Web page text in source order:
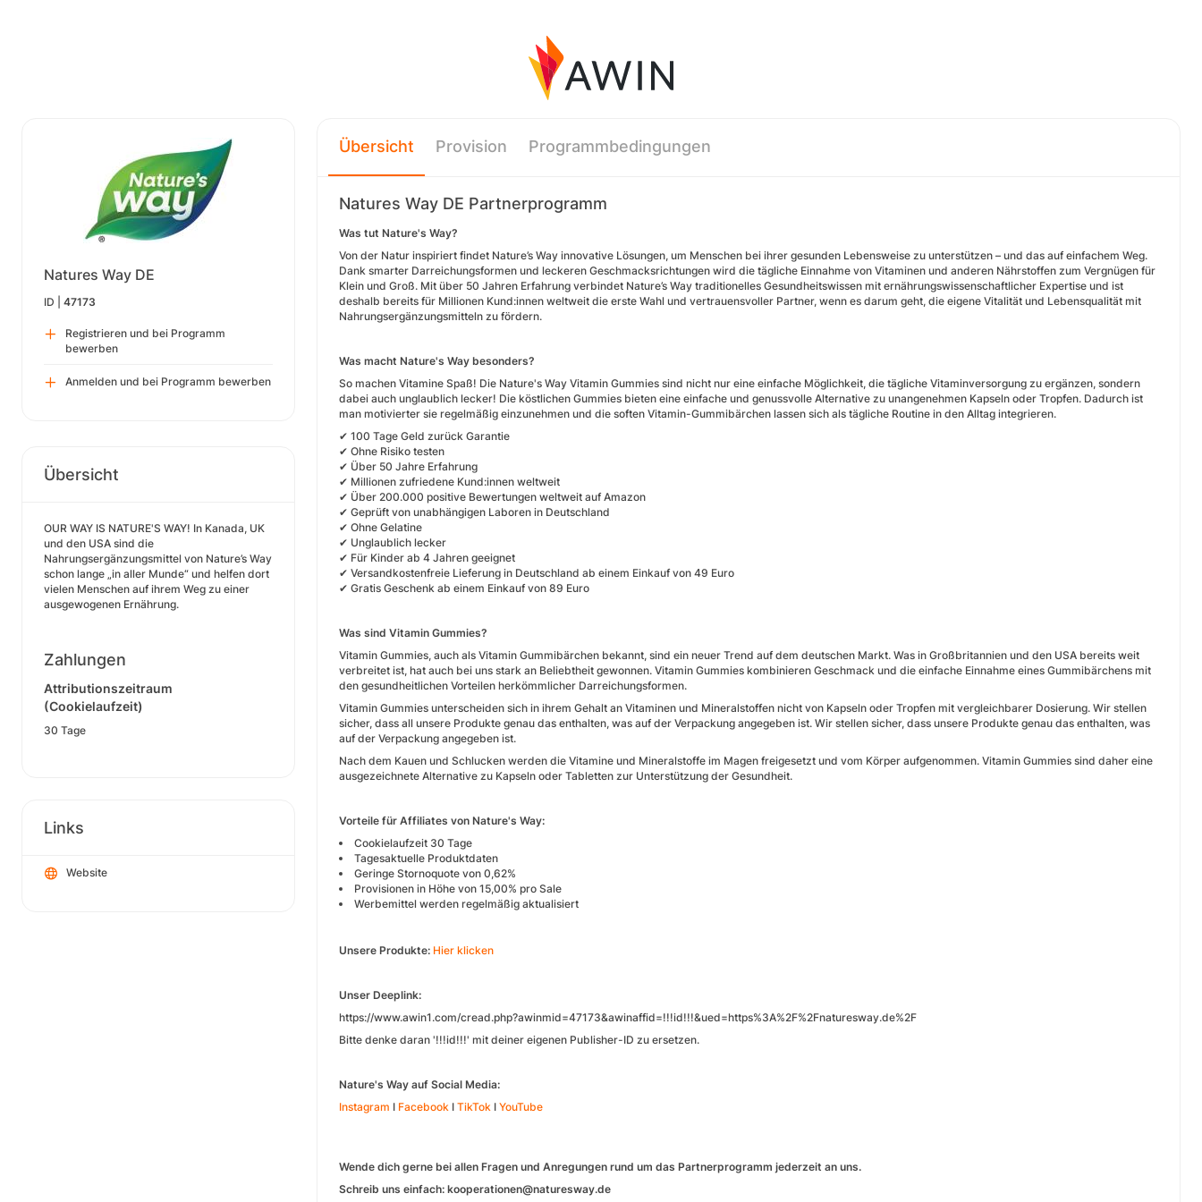
Natures Way DE
ID | 47173
Registrieren und bei Programm
bewerben
Anmelden und bei Programm bewerben
Übersicht
OUR WAY IS NATURE'S WAY! In Kanada, UK
und den USA sind die
Nahrungsergänzungsmittel von Nature’s Way
schon lange „in aller Munde“ und helfen dort
vielen Menschen auf ihrem Weg zu einer
ausgewogenen Ernährung.
Zahlungen
Attributionszeitraum
(Cookielaufzeit)
30 Tage
Links
Website
Übersicht Provision Programmbedingungen
Natures Way DE Partnerprogramm
Was tut Nature's Way?
Von der Natur inspiriert findet Nature’s Way innovative Lösungen, um Menschen bei ihrer gesunden Lebensweise zu unterstützen – und das auf einfachem Weg.
Dank smarter Darreichungsformen und leckeren Geschmacksrichtungen wird die tägliche Einnahme von Vitaminen und anderen Nährstoffen zum Vergnügen für
Klein und Groß. Mit über 50 Jahren Erfahrung verbindet Nature’s Way traditionelles Gesundheitswissen mit ernährungswissenschaftlicher Expertise und ist
deshalb bereits für Millionen Kund:innen weltweit die erste Wahl und vertrauensvoller Partner, wenn es darum geht, die eigene Vitalität und Lebensqualität mit
Nahrungsergänzungsmitteln zu fördern.
Was macht Nature's Way besonders?
So machen Vitamine Spaß! Die Nature's Way Vitamin Gummies sind nicht nur eine einfache Möglichkeit, die tägliche Vitaminversorgung zu ergänzen, sondern
dabei auch unglaublich lecker! Die köstlichen Gummies bieten eine einfache und genussvolle Alternative zu unangenehmen Kapseln oder Tropfen. Dadurch ist
man motivierter sie regelmäßig einzunehmen und die soften Vitamin-Gummibärchen lassen sich als tägliche Routine in den Alltag integrieren.
✔ 100 Tage Geld zurück Garantie
✔ Ohne Risiko testen
✔ Über 50 Jahre Erfahrung
✔ Millionen zufriedene Kund:innen weltweit
✔ Über 200.000 positive Bewertungen weltweit auf Amazon
✔ Geprüft von unabhängigen Laboren in Deutschland
✔ Ohne Gelatine
✔ Unglaublich lecker
✔ Für Kinder ab 4 Jahren geeignet
✔ Versandkostenfreie Lieferung in Deutschland ab einem Einkauf von 49 Euro
✔ Gratis Geschenk ab einem Einkauf von 89 Euro
Was sind Vitamin Gummies?
Vitamin Gummies, auch als Vitamin Gummibärchen bekannt, sind ein neuer Trend auf dem deutschen Markt. Was in Großbritannien und den USA bereits weit
verbreitet ist, hat auch bei uns stark an Beliebtheit gewonnen. Vitamin Gummies kombinieren Geschmack und die einfache Einnahme eines Gummibärchens mit
den gesundheitlichen Vorteilen herkömmlicher Darreichungsformen.
Vitamin Gummies unterscheiden sich in ihrem Gehalt an Vitaminen und Mineralstoffen nicht von Kapseln oder Tropfen mit vergleichbarer Dosierung. Wir stellen
sicher, dass all unsere Produkte genau das enthalten, was auf der Verpackung angegeben ist. Wir stellen sicher, dass unsere Produkte genau das enthalten, was
auf der Verpackung angegeben ist.
Nach dem Kauen und Schlucken werden die Vitamine und Mineralstoffe im Magen freigesetzt und vom Körper aufgenommen. Vitamin Gummies sind daher eine
ausgezeichnete Alternative zu Kapseln oder Tabletten zur Unterstützung der Gesundheit.
Vorteile für Affiliates von Nature's Way:
Cookielaufzeit 30 Tage
Tagesaktuelle Produktdaten
Geringe Stornoquote von 0,62%
Provisionen in Höhe von 15,00% pro Sale
Werbemittel werden regelmäßig aktualisiert
Unsere Produkte: Hier klicken
Unser Deeplink:
https://www.awin1.com/cread.php?awinmid=47173&awinaffid=!!!id!!!&ued=https%3A%2F%2Fnaturesway.de%2F
Bitte denke daran '!!!id!!!' mit deiner eigenen Publisher-ID zu ersetzen.
Nature's Way auf Social Media:
Instagram I Facebook I TikTok I YouTube
Wende dich gerne bei allen Fragen und Anregungen rund um das Partnerprogramm jederzeit an uns.
Schreib uns einfach: kooperationen@naturesway.de